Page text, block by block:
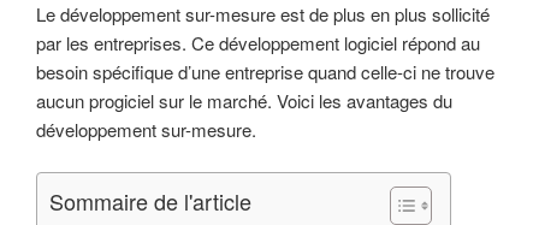
Le développement sur-mesure est de plus en plus sollicité
par les entreprises. Ce développement logiciel répond au
besoin spécifique d’une entreprise quand celle-ci ne trouve
aucun progiciel sur le marché. Voici les avantages du
développement sur-mesure.
Sommaire de l'article